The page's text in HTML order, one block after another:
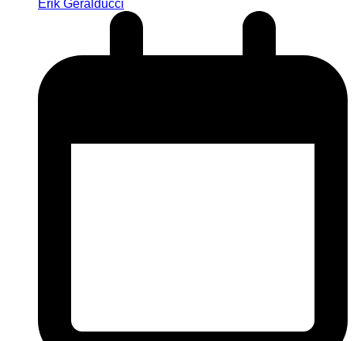
Erik Geralducci